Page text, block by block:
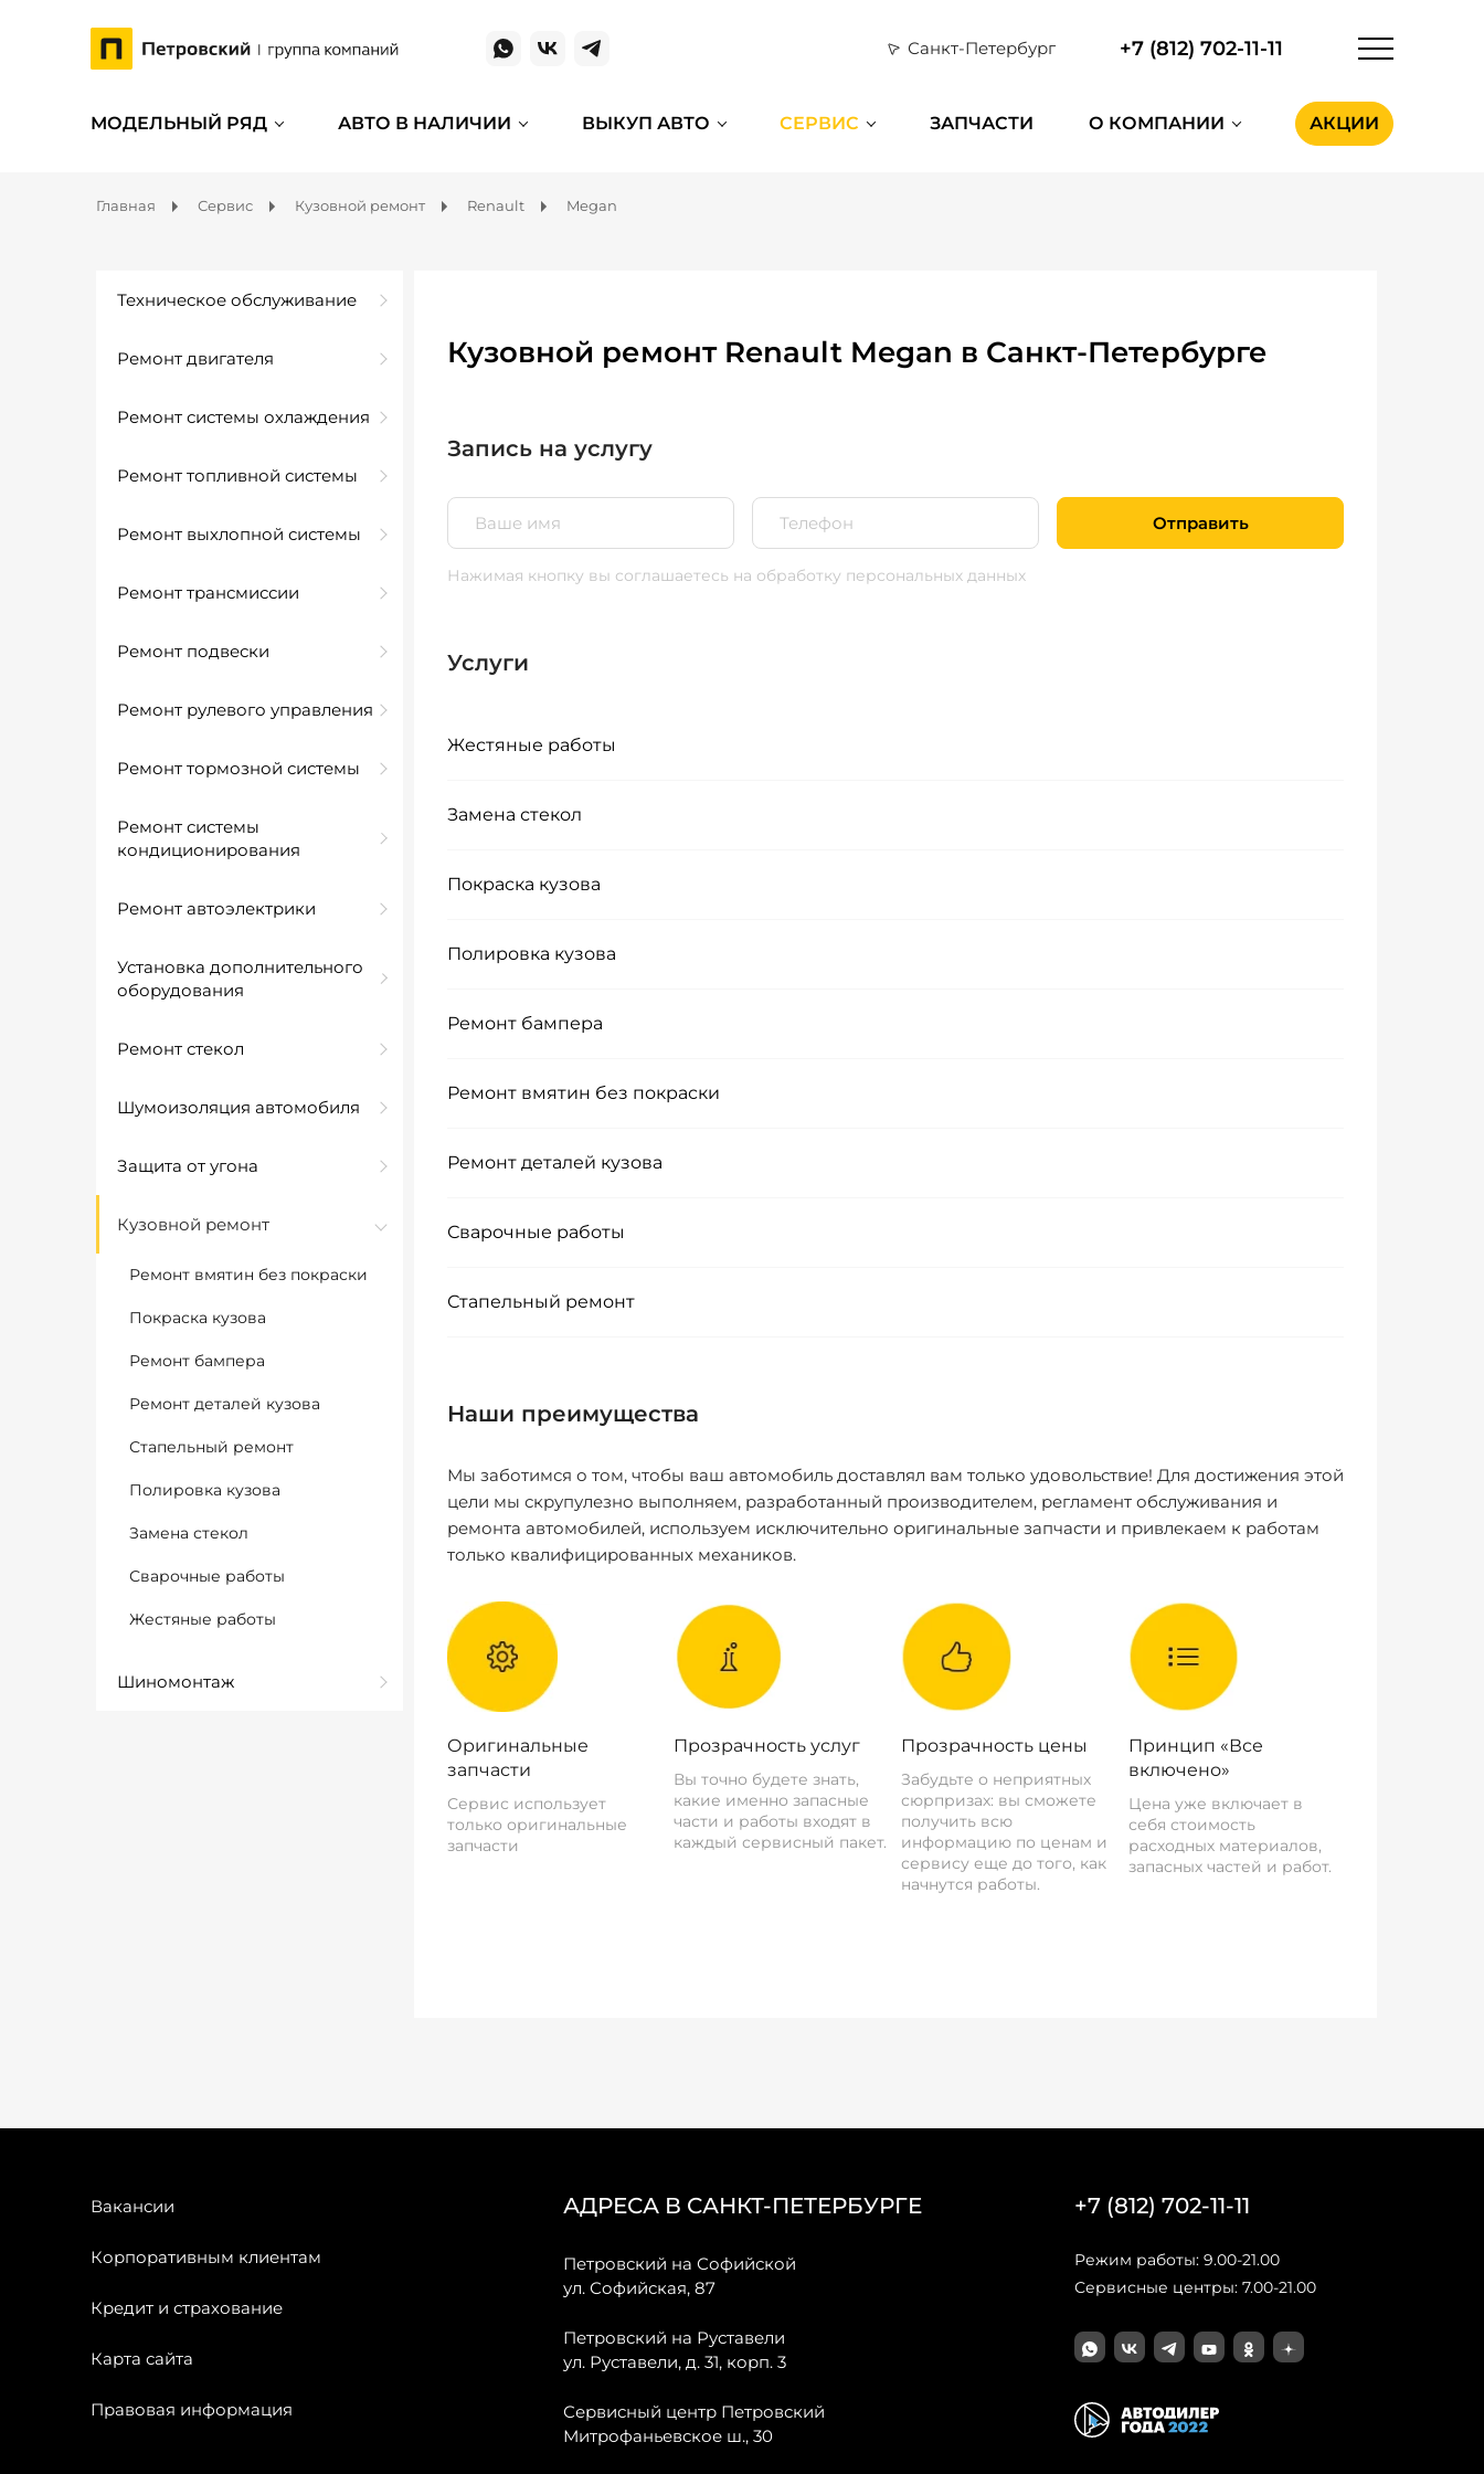
Санкт-Петербург +7 (812) 702-11-11
МОДЕЛЬНЫЙ РЯД АВТО В НАЛИЧИИ ВЫКУП АВТО СЕРВИС ЗАПЧАСТИ О КОМПАНИИ АКЦИИ
Главная Сервис Кузовной ремонт Renault Megan
Техническое обслуживание
Ремонт двигателя
Ремонт системы охлаждения
Ремонт топливной системы
Ремонт выхлопной системы
Ремонт трансмиссии
Ремонт подвески
Ремонт рулевого управления
Ремонт тормозной системы
Ремонт системы
кондиционирования
Ремонт автоэлектрики
Установка дополнительного
оборудования
Ремонт стекол
Шумоизоляция автомобиля
Защита от угона
Кузовной ремонт
Ремонт вмятин без покраски
Покраска кузова
Ремонт бампера
Ремонт деталей кузова
Стапельный ремонт
Полировка кузова
Замена стекол
Сварочные работы
Жестяные работы
Шиномонтаж
Кузовной ремонт Renault Megan в Санкт-Петербурге
Запись на услугу
Отправить
Нажимая кнопку вы соглашаетесь на обработку персональных данных
Услуги
Жестяные работы
Замена стекол
Покраска кузова
Полировка кузова
Ремонт бампера
Ремонт вмятин без покраски
Ремонт деталей кузова
Сварочные работы
Стапельный ремонт
Наши преимущества
Мы заботимся о том, чтобы ваш автомобиль доставлял вам только удовольствие! Для достижения этой
цели мы скрупулезно выполняем, разработанный производителем, регламент обслуживания и
ремонта автомобилей, используем исключительно оригинальные запчасти и привлекаем к работам
только квалифицированных механиков.
Оригинальные
запчасти
Сервис использует
только оригинальные
запчасти
Прозрачность услуг
Вы точно будете знать,
какие именно запасные
части и работы входят в
каждый сервисный пакет.
Прозрачность цены
Забудьте о неприятных
сюрпризах: вы сможете
получить всю
информацию по ценам и
сервису еще до того, как
начнутся работы.
Принцип «Все
включено»
Цена уже включает в
себя стоимость
расходных материалов,
запасных частей и работ.
Вакансии
Корпоративным клиентам
Кредит и страхование
Карта сайта
Правовая информация
АДРЕСА В САНКТ-ПЕТЕРБУРГЕ
Петровский на Софийской
ул. Софийская, 87
Петровский на Руставели
ул. Руставели, д. 31, корп. 3
Сервисный центр Петровский
Митрофаньевское ш., 30
+7 (812) 702-11-11
Режим работы: 9.00-21.00
Сервисные центры: 7.00-21.00